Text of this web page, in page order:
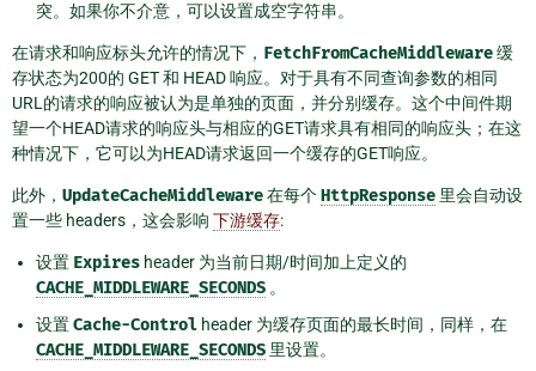
突。如果你不介意，可以设置成空字符串。
在请求和响应标头允许的情况下， FetchFromCacheMiddleware缓
存状态为200的 GET 和 HEAD 响应。对于具有不同查询参数的相同
URL的请求的响应被认为是单独的页面，并分别缓存。这个中间件期
望一个HEAD请求的响应头与相应的GET请求具有相同的响应头；在这
种情况下，它可以为HEAD请求返回一个缓存的GET响应。
此外， UpdateCacheMiddleware在每个HttpResponse 里会自动设
置一些 headers，这会影响 下游缓存:
设置 Expires header 为当前日期/时间加上定义的
CACHE_MIDDLEWARE_SECONDS 。
设置Cache-Control header 为缓存页面的最长时间，同样，在
CACHE_MIDDLEWARE_SECONDS 里设置。